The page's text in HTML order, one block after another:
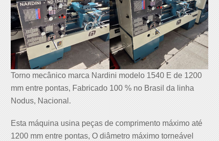
Torno mecânico marca Nardini modelo 1540 E de 1200
mm entre pontas, Fabricado 100 % no Brasil da linha
Nodus, Nacional.
Esta máquina usina peças de comprimento máximo até
1200 mm entre pontas, O diâmetro máximo torneável